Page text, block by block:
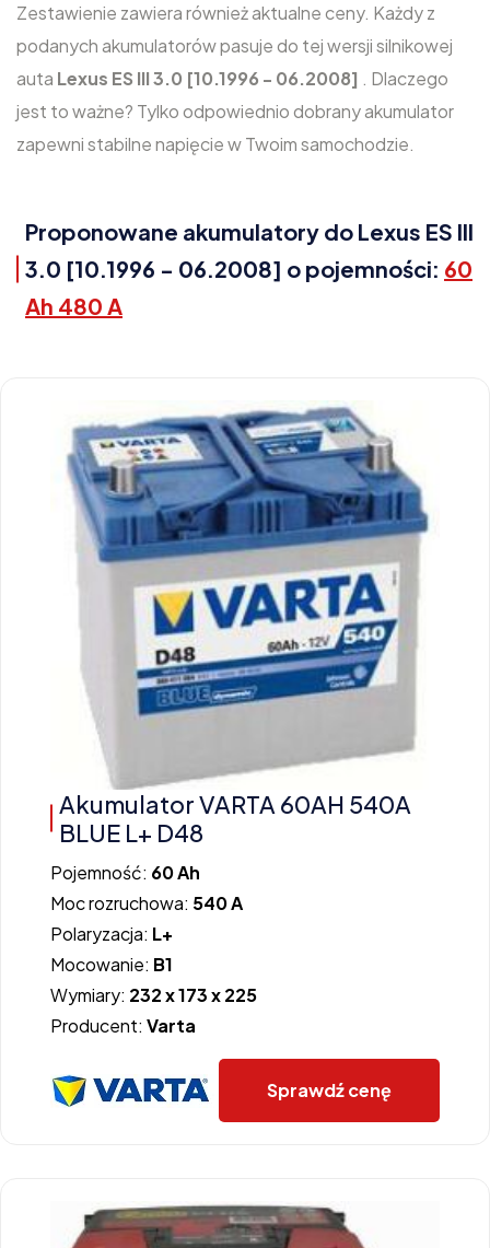
Zestawienie zawiera również aktualne ceny. Każdy z
podanych akumulatorów pasuje do tej wersji silnikowej
auta Lexus ES III 3.0 [10.1996 - 06.2008] . Dlaczego
jest to ważne? Tylko odpowiednio dobrany akumulator
zapewni stabilne napięcie w Twoim samochodzie.
Proponowane akumulatory do Lexus ES III
3.0 [10.1996 - 06.2008] o pojemności: 60
Ah 480 A
Akumulator VARTA 60AH 540A
BLUE L+ D48
Pojemność: 60 Ah
Moc rozruchowa: 540 A
Polaryzacja: L+
Mocowanie: B1
Wymiary: 232 x 173 x 225
Producent: Varta
Sprawdź cenę